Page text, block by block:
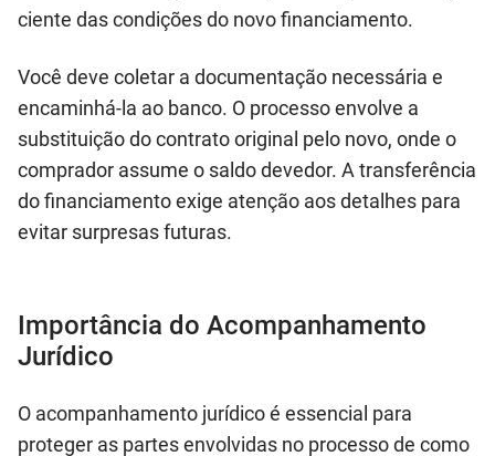
ciente das condições do novo financiamento.
Você deve coletar a documentação necessária e
encaminhá-la ao banco. O processo envolve a
substituição do contrato original pelo novo, onde o
comprador assume o saldo devedor. A transferência
do financiamento exige atenção aos detalhes para
evitar surpresas futuras.
Importância do Acompanhamento
Jurídico
O acompanhamento jurídico é essencial para
proteger as partes envolvidas no processo de como